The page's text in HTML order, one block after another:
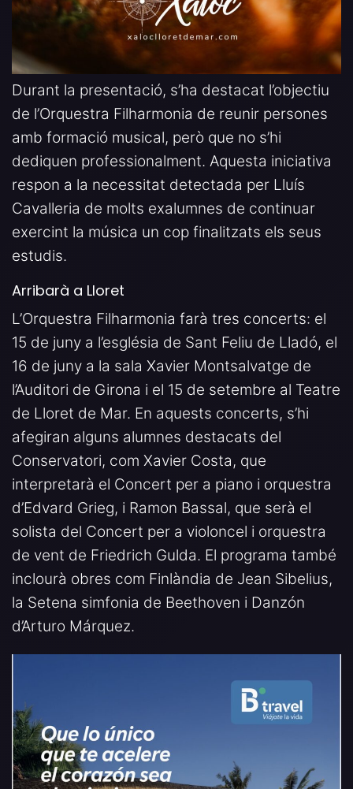
Durant la presentació, s’ha destacat l’objectiu
de l’Orquestra Filharmonia de reunir persones
amb formació musical, però que no s’hi
dediquen professionalment. Aquesta iniciativa
respon a la necessitat detectada per Lluís
Cavalleria de molts exalumnes de continuar
exercint la música un cop finalitzats els seus
estudis.
Arribarà a Lloret
L’Orquestra Filharmonia farà tres concerts: el
15 de juny a l’església de Sant Feliu de Lladó, el
16 de juny a la sala Xavier Montsalvatge de
l’Auditori de Girona i el 15 de setembre al Teatre
de Lloret de Mar. En aquests concerts, s’hi
afegiran alguns alumnes destacats del
Conservatori, com Xavier Costa, que
interpretarà el Concert per a piano i orquestra
d’Edvard Grieg, i Ramon Bassal, que serà el
solista del Concert per a violoncel i orquestra
de vent de Friedrich Gulda. El programa també
inclourà obres com Finlàndia de Jean Sibelius,
la Setena simfonia de Beethoven i Danzón
d’Arturo Márquez.